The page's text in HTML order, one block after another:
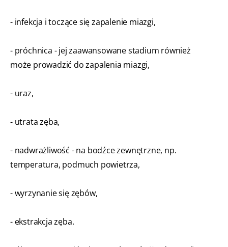
- infekcja i toczące się zapalenie miazgi,
- próchnica - jej zaawansowane stadium również
może prowadzić do zapalenia miazgi,
- uraz,
- utrata zęba,
- nadwrażliwość - na bodźce zewnętrzne, np.
temperatura, podmuch powietrza,
- wyrzynanie się zębów,
- ekstrakcja zęba.